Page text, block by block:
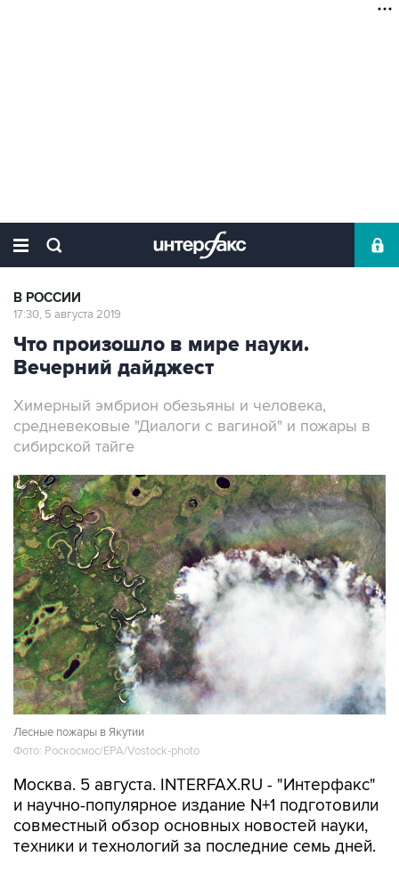
В РОССИИ
17:30, 5 августа 2019
Что произошло в мире науки.
Вечерний дайджест
Химерный эмбрион обезьяны и человека,
средневековые "Диалоги с вагиной" и пожары в
сибирской тайге
Лесные пожары в Якутии
Фото: Роскосмос/EPA/Vostock-photo
Москва. 5 августа. INTERFAX.RU - "Интерфакс"
и научно-популярное издание N+1 подготовили
совместный обзор основных новостей науки,
техники и технологий за последние семь дней.